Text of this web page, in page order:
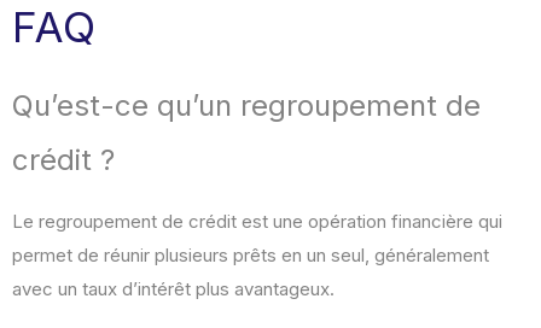
FAQ
Qu’est-ce qu’un regroupement de
crédit ?
Le regroupement de crédit est une opération financière qui
permet de réunir plusieurs prêts en un seul, généralement
avec un taux d’intérêt plus avantageux.